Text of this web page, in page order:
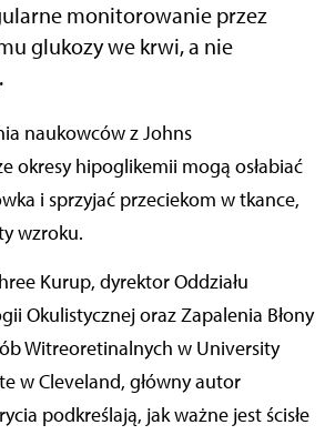
monitorowanie przez
glukozy we krwi, a nie
okresy hipoglikemii mogą osłabiać
i sprzyjać przeciekom w tkance,
wzroku.
Kurup, dyrektor Oddziału
Okulistycznej oraz Zapalenia Błony
Witreoretinalnych w University
w Cleveland, główny autor
podkreślają, jak ważne jest ścisłe